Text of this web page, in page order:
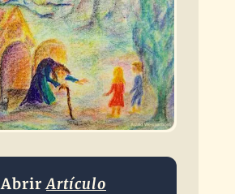
Abrir Artículo